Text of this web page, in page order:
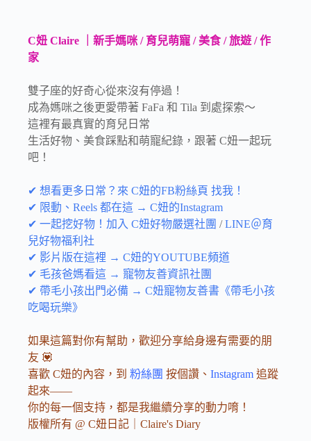
C妞 Claire ｜新手媽咪 / 育兒萌寵 / 美食 / 旅遊 / 作
家
雙子座的好奇心從來沒有停過！
成為媽咪之後更愛帶著 FaFa 和 Tila 到處探索～
這裡有最真實的育兒日常
生活好物、美食踩點和萌寵紀錄，跟著 C妞一起玩
吧！
✔ 想看更多日常？來 C妞的FB粉絲頁 找我！
✔ 限動、Reels 都在這 → C妞的Instagram
✔ 一起挖好物！加入 C妞好物嚴選社團 /LINE＠育
兒好物福利社
✔ 影片版在這裡 → C妞的YOUTUBE頻道
✔ 毛孩爸媽看這 → 寵物友善資訊社團
✔ 帶毛小孩出門必備 → C妞寵物友善書《帶毛小孩
吃喝玩樂》
如果這篇對你有幫助，歡迎分享給身邊有需要的朋
友 💟
喜歡 C妞的內容，到 粉絲團 按個讚、 Instagram 追蹤
起來——
你的每一個支持，都是我繼續分享的動力唷！
版權所有 @ C妞日記｜Claire's Diary